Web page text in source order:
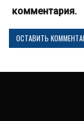
комментария.